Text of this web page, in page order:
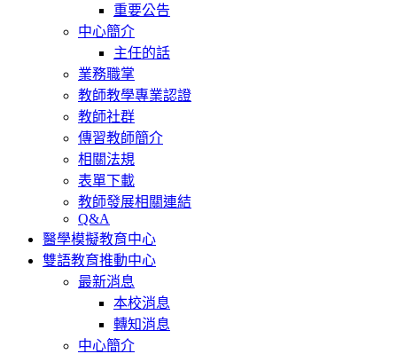
重要公告
中心簡介
主任的話
業務職掌
教師教學專業認證
教師社群
傳習教師簡介
相關法規
表單下載
教師發展相關連結
Q&A
醫學模擬教育中心
雙語教育推動中心
最新消息
本校消息
轉知消息
中心簡介